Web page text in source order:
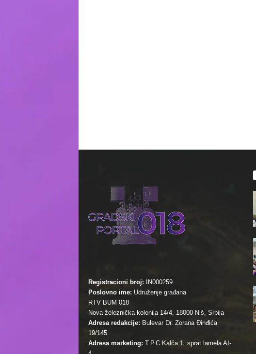
Registracioni broj:
IN000259
Poslovno ime: Udruženje građana
RTV BUM 018
Nova železnička kolonija 14/4, 18000 Niš, Srbija
Adresa redakcije: Bulevar Dr. Zorana Đinđića
19/145
Adresa marketing: T.P.C Kalča 1. sprat lamela AI-